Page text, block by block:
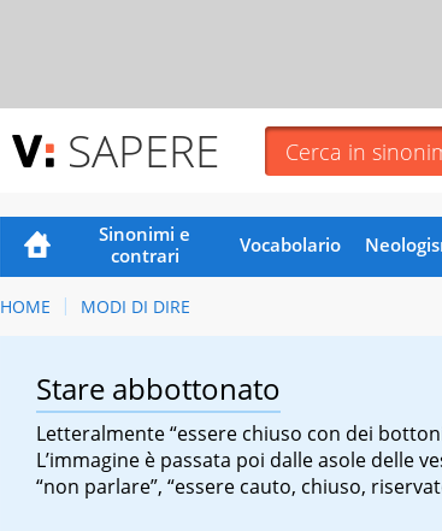
SAPERE
Sinonimi e
contrari
Vocabolario
HOME MODI DI DIRE
Stare abbottonato
Letteralmente “essere chiuso con dei
L’immagine è passata poi dalle asole delle
“non parlare”, “essere cauto, chiuso,